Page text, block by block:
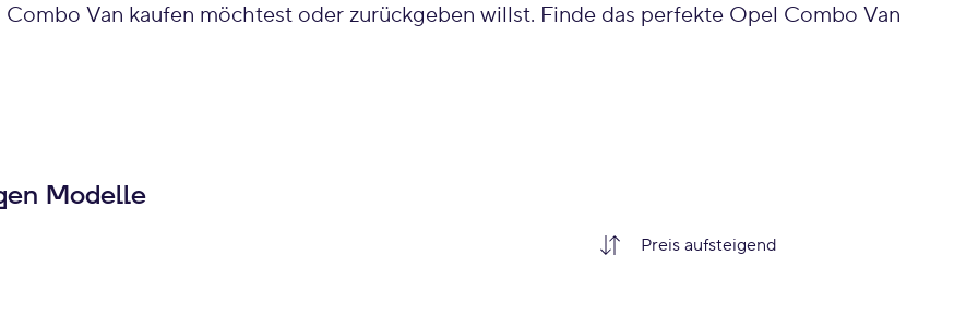
Van kaufen möchtest oder zurückgeben willst. Finde das perfekte Opel Combo Van
Modelle